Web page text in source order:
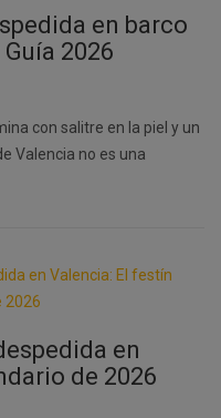
en barco
2026
con salitre en la piel y un
Valencia no es una
en
de 2026